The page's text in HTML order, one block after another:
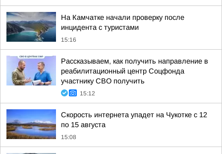
На Камчатке начали проверку после
инцидента с туристами
15:16
Рассказываем, как получить направление в
реабилитационный центр Соцфонда
участнику СВО получить
15:12
Скорость интернета упадет на Чукотке с 12
по 15 августа
15:08